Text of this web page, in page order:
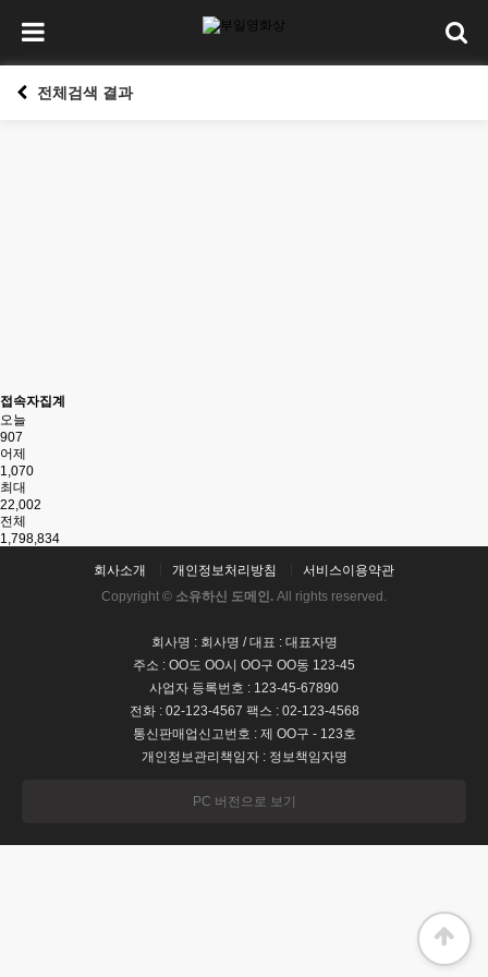
전체검색 결과
접속자집계
오늘
907
어제
1,070
최대
22,002
전체
1,798,834
회사소개 개인정보처리방침
서비스이용약관
Copyright © 소유하신 도메인. All rights reserved.
회사명 : 회사명 / 대표 : 대표자명
주소 : OO도 OO시 OO구 OO동 123-45
사업자 등록번호 : 123-45-67890
전화 : 02-123-4567 팩스 : 02-123-4568
통신판매업신고번호 : 제 OO구 - 123호
개인정보관리책임자 : 정보책임자명
PC 버전으로 보기